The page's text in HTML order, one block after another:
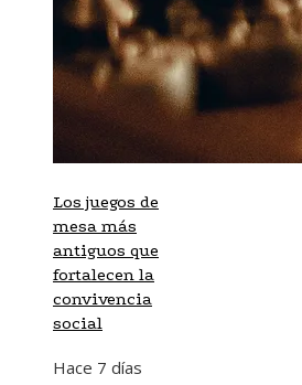
Los juegos de
mesa más
antiguos que
fortalecen la
convivencia
social
Hace 7 días